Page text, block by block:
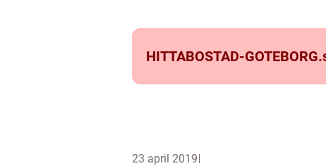
HITTABOSTAD-GOTEBORG.
23 april 2019